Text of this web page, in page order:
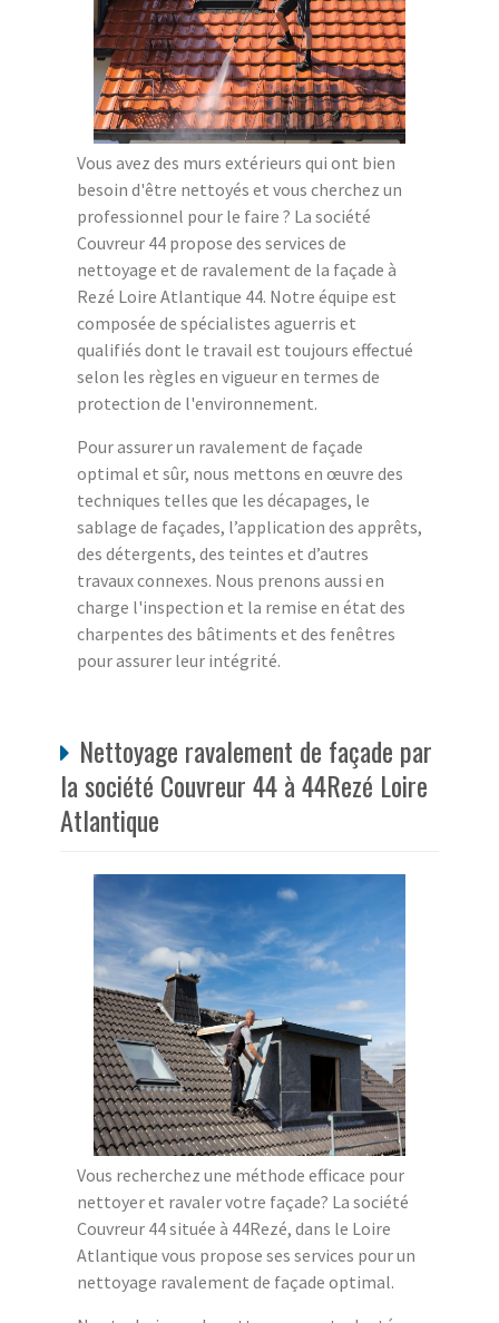
Vous avez des murs extérieurs qui ont bien
besoin d'être nettoyés et vous cherchez un
professionnel pour le faire ? La société
Couvreur 44 propose des services de
nettoyage et de ravalement de la façade à
Rezé Loire Atlantique 44. Notre équipe est
composée de spécialistes aguerris et
qualifiés dont le travail est toujours effectué
selon les règles en vigueur en termes de
protection de l'environnement.
Pour assurer un ravalement de façade
optimal et sûr, nous mettons en œuvre des
techniques telles que les décapages, le
sablage de façades, l’application des apprêts,
des détergents, des teintes et d’autres
travaux connexes. Nous prenons aussi en
charge l'inspection et la remise en état des
charpentes des bâtiments et des fenêtres
pour assurer leur intégrité.
Nettoyage ravalement de façade par
la société Couvreur 44 à 44Rezé Loire
Atlantique
Vous recherchez une méthode efficace pour
nettoyer et ravaler votre façade? La société
Couvreur 44 située à 44Rezé, dans le Loire
Atlantique vous propose ses services pour un
nettoyage ravalement de façade optimal.